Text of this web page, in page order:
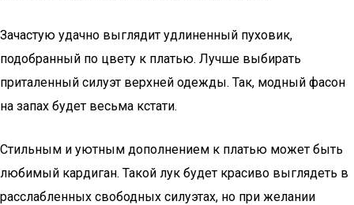
Зачастую удачно выглядит удлиненный пуховик,
подобранный по цвету к платью. Лучше выбирать
приталенный силуэт верхней одежды. Так, модный фасон
на запах будет весьма кстати.
Стильным и уютным дополнением к платью может быть
любимый кардиган. Такой лук будет красиво выглядеть в
расслабленных свободных силуэтах, но при желании